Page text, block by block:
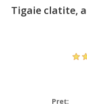
Tigaie clatite,
Preţ: